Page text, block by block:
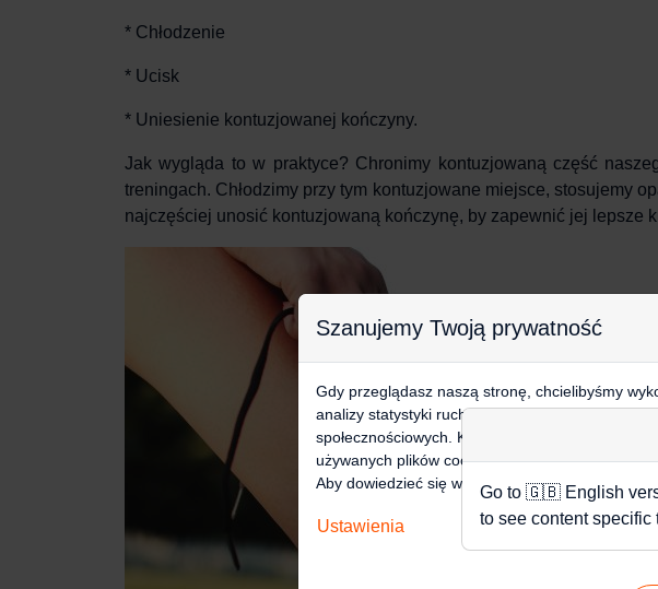
* Chłodzenie
* Ucisk
* Uniesienie kontuzjowanej kończyny.
Jak wygląda to w praktyce? Chronimy kontuzjowaną część
treningach. Chłodzimy przy tym kontuzjowane miejsce, stosujemy
najczęściej unosić kontuzjowaną kończynę, by zapewnić jej lepsze
Szanujemy Twoją prywatność
Gdy przeglądasz naszą stronę, chcielibyśmy
analizy statystyki ruchu na stronie, kierowania
społecznościowych. Kliknij poniżej, by wyrazić
używanych plików cookies.
Aby dowiedzieć się więcej o plikach cookie i
Ustawienia
Go to 🇬🇧 English
to see content specific